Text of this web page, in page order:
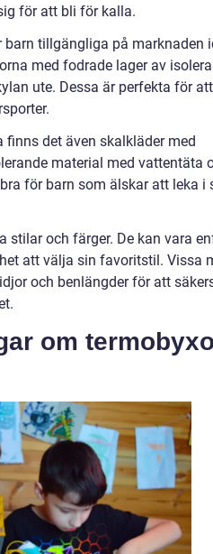
för att bli för kalla.
tillgängliga på marknaden
med fodrade lager av
ute. Dessa är perfekta för att
det även skalkläder med
material med vattentäta
för barn som älskar att leka i
stilar och färger. De kan vara
att välja sin favoritstil. Vissa
och benlängder för att
om